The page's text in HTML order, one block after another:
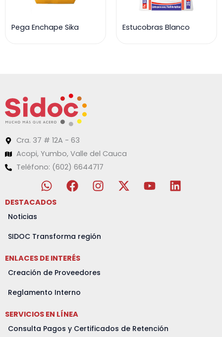
Pega Enchape Sika Estucobras Blanco
Cra. 37 # 12A - 63
Acopi, Yumbo, Valle del Cauca
Teléfono: (602) 6644717
W
h
a
a
p
F
a
o
o
k
I
n
g
m
X
-
Y
o
L
i
DESTACADOS
Noticias
SIDOC Transforma región
ENLACES DE INTERÉS
Creación de Proveedores
Reglamento Interno
SERVICIOS EN LÍNEA
Consulta Pagos y Certificados de Retención